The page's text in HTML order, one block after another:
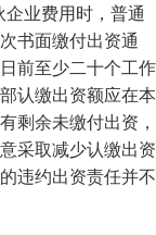
业费用时，普通
书面缴付出资通
前至少二十个工作
认缴出资额应在本
剩余未缴付出资，
采取减少认缴出资
违约出资责任并不